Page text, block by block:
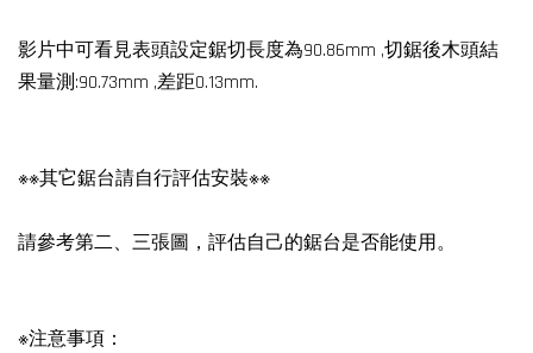
影片中可看見表頭設定鋸切長度為90.86mm ,切鋸後木頭結
果量測:90.73mm ,差距0.13mm.
※※其它鋸台請自行評估安裝※※
請參考第二、三張圖，評估自己的鋸台是否能使用。
※注意事項：